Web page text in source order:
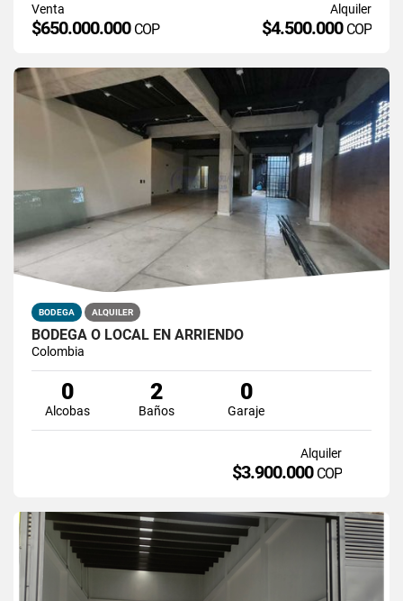
Venta
$650.000.000 COP
Alquiler
$4.500.000 COP
BODEGA ALQUILER
BODEGA O LOCAL EN ARRIENDO
Colombia
0
Alcobas
2
Baños
0
Garaje
Alquiler
$3.900.000 COP